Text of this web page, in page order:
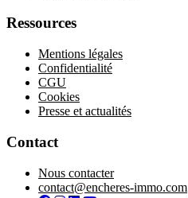
Ressources
Mentions légales
Confidentialité
CGU
Cookies
Presse et actualités
Contact
Nous contacter
contact@encheres-immo.com